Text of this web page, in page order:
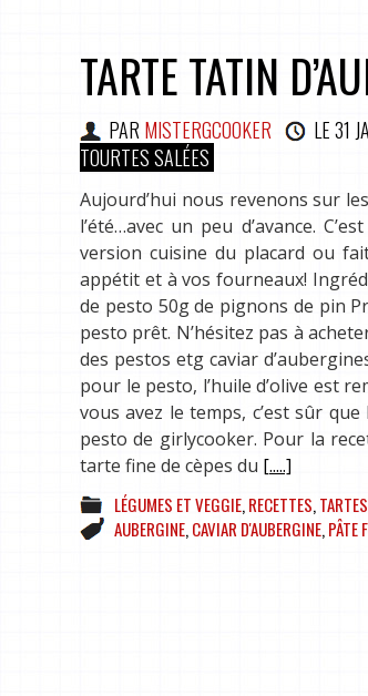
TARTE TATIN
PARMISTERGCOOKER LE31
TOURTES SALÉES
Aujourd’hui nous revenons sur
l’été…avec un peu d’avance.
version cuisine du placard ou
appétit et à vos fourneaux!
de pesto 50g de pignons de pin
pesto prêt. N’hésitez pas à
des pestos etg caviar
pour le pesto, l’huile d’olive est
vous avez le temps, c’est sûr
pesto de girlycooker. Pour la
tarte fine de cèpes du [.....]
LÉGUMES ET VEGGIE,RECETTES,
AUBERGINE,CAVIAR D'AUBERGINE,PÂTE